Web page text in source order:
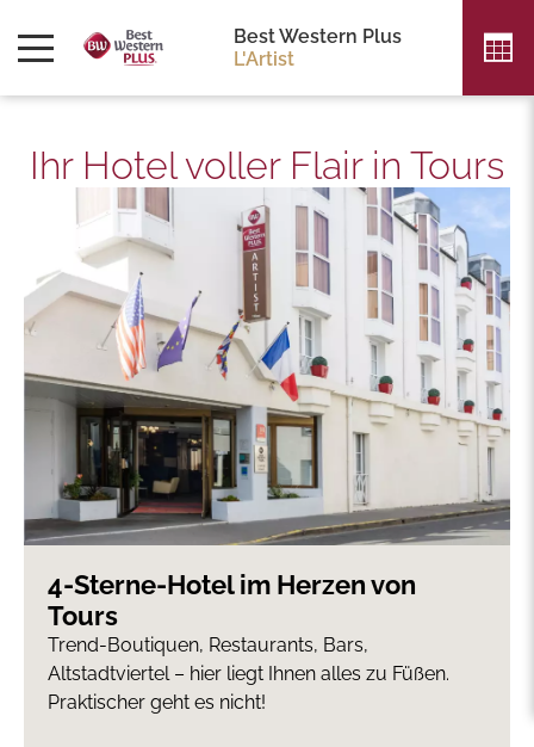
Best Western Plus
L'Artist
Ihr Hotel voller Flair in Tours
4-Sterne-Hotel im Herzen von
Tours
Trend-Boutiquen, Restaurants, Bars,
Altstadtviertel – hier liegt Ihnen alles zu Füßen.
Praktischer geht es nicht!